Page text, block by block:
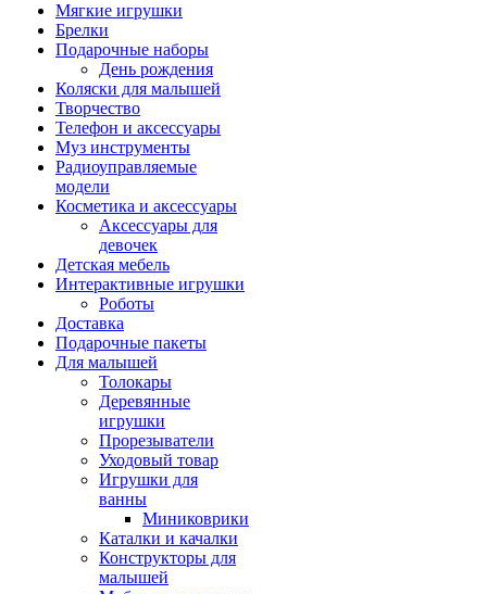
Мягкие игрушки
Брелки
Подарочные наборы
День рождения
Коляски для малышей
Творчество
Телефон и аксессуары
Муз инструменты
Радиоуправляемые
модели
Косметика и аксессуары
Аксессуары для
девочек
Детская мебель
Интерактивные игрушки
Роботы
Доставка
Подарочные пакеты
Для малышей
Толокары
Деревянные
игрушки
Прорезыватели
Уходовый товар
Игрушки для
ванны
Миниковрики
Каталки и качалки
Конструкторы для
малышей